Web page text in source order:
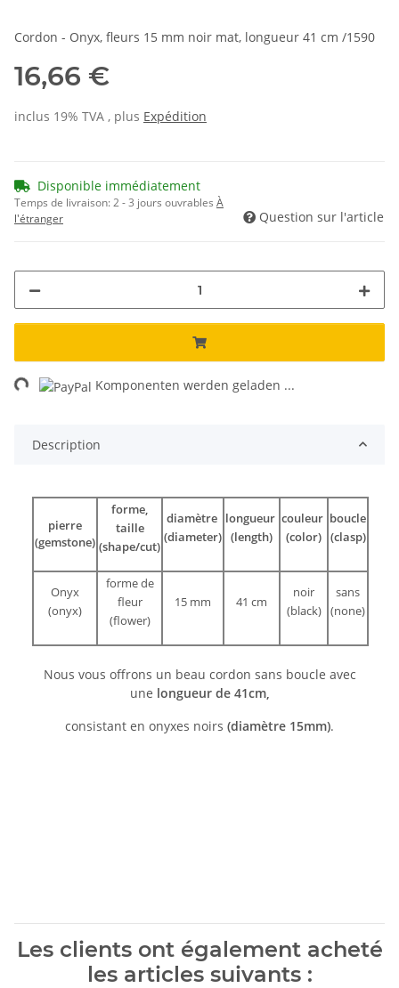
Cordon - Onyx, fleurs 15 mm noir mat, longueur 41 cm /1590
16,66 €
inclus 19% TVA , plus Expédition
Disponible immédiatement
Temps de livraison:2 - 3 jours ouvrables À
l'étranger
Question sur l'article
Komponenten werden geladen ...
Description
pierre
(gemstone)
forme,
taille
(shape/cut)
diamètre
(diameter)
longueur
(length)
couleur
(color)
boucle
(clasp)
Onyx
(onyx)
forme de
fleur
(flower)
15 mm 41 cm
noir
(black)
sans
(none)
Nous vous offrons un beau cordon sans boucle avec
une longueur de 41cm,
consistant en onyxes noirs (diamètre 15mm).
Les clients ont également acheté
les articles suivants :